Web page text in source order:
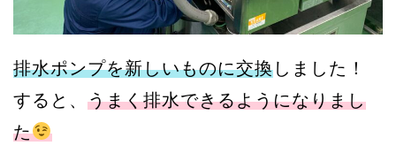
排水ポンプを新しいものに交換しました！
すると、 うまく排水できるようになりまし
た